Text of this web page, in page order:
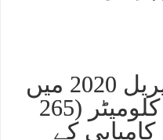
نور کا پہلا ورژن اپریل 2020 میں
زمین کے اوپر 425 کلومیٹر (265
کے